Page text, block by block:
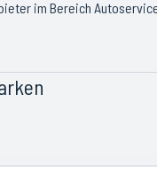
im Bereich